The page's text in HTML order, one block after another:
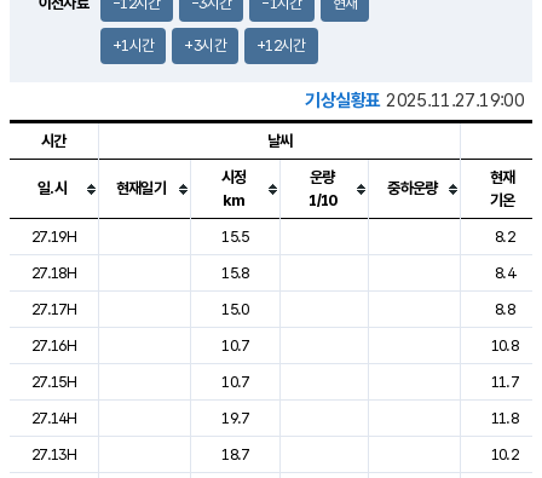
+1시간 +3시간 +12시간
기상실황표 2025.11.27.19:00
도시별 기상실황표로 지점, 날씨, 기온, 강수, 바람, 기압등을 안내한 표입
시간 날씨
일.시 현재일기
시정
km
운량
1/10
중하운량
현재
기온
27.19H
15.5
8.2
27.18H
15.8
8.4
27.17H
15.0
8.8
27.16H
10.7
10.8
27.15H
10.7
11.7
27.14H
19.7
11.8
27.13H
18.7
10.2